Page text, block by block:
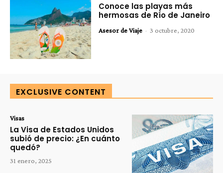
Conoce las playas más
hermosas de Río de Janeiro
Asesor de Viaje - 3 octubre, 2020
EXCLUSIVE CONTENT
Visas
La Visa de Estados Unidos
subió de precio: ¿En cuánto
quedó?
31 enero, 2025